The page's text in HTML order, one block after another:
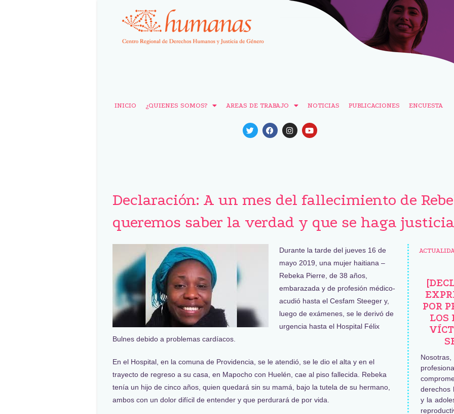
INICIO ¿QUIENES SOMOS? AREAS DE TRABAJO NOTICIAS PUBLICACIONES ENCUESTA
Declaración: A un mes del fallecimiento de
queremos saber la verdad y que se haga justicia
Durante la tarde del jueves 16 de
mayo 2019, una mujer haitiana –
Rebeka Pierre, de 38 años,
embarazada y de profesión médico-
acudió hasta el Cesfam Steeger y,
luego de exámenes, se le derivó de
urgencia hasta el Hospital Félix
Bulnes debido a problemas cardíacos.
En el Hospital, en la comuna de Providencia, se le atendió, se le dio el alta y en el
trayecto de regreso a su casa, en Mapocho con Huelén, cae al piso fallecida. Rebeka
tenía un hijo de cinco años, quien quedará sin su mamá, bajo la tutela de su hermano,
ambos con un dolor difícil de entender y que perdurará de por vida.
POR
LOS
derechos
y la